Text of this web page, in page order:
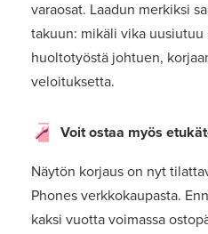
varaosat. Laadun merkiksi
takuun: mikäli vika uusiutuu
huoltotyöstä johtuen,
veloituksetta.
Voit ostaa myös
Näytön korjaus on nyt
Phones verkkokaupasta.
kaksi vuotta voimassa